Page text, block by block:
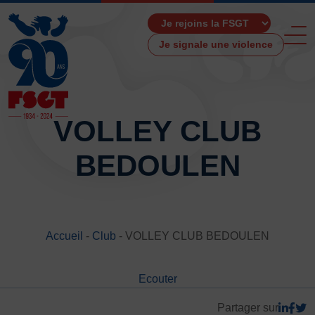
Je signale une violence
Les Boutiques F.S.G.T
VOLLEY CLUB
BEDOULEN
Accueil - Club - VOLLEY CLUB BEDOULEN
Ecouter
Partager sur